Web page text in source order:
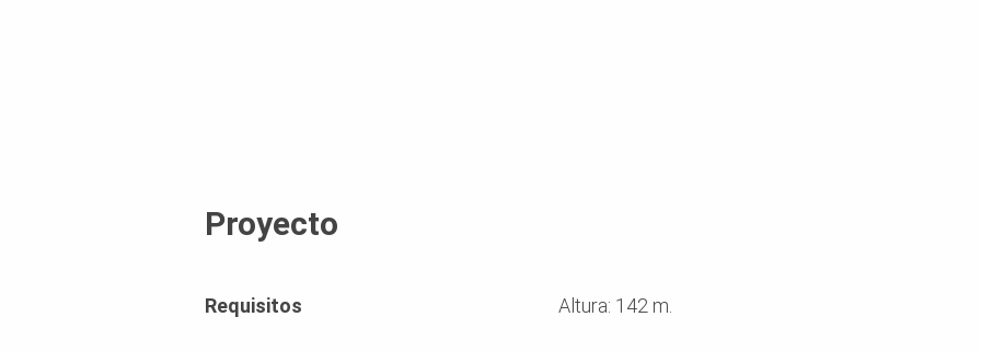
Proyecto
Requisitos Altura: 142 m.